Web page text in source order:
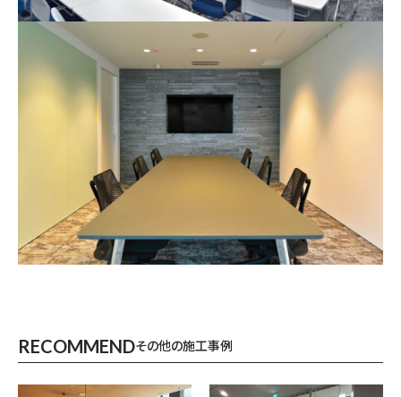
RECOMMENDその他の施工事例